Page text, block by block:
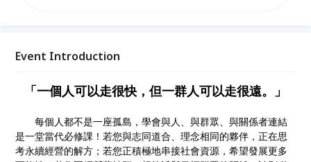
Event Introduction
「一個人可以走很快，但一群人可以走很遠。」
每個人都不是一座孤島，學會與人、與群眾、與關係者連結
是一堂當代必修課！若您與志同道合、理念相同的夥伴，正在思
考永續經營的解方；若您正積極地串接社會資源，希望發展更多